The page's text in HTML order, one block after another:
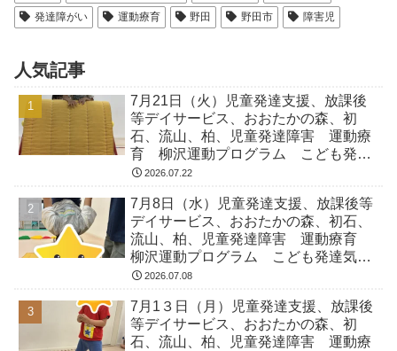
発達障がい
運動療育 野田 野田市 障害児
人気記事
7月21日（火）児童発達支援、放課後
等デイサービス、おおたかの森、初
石、流山、柏、児童発達障害 運動療
育 柳沢運動プログラム こども発達
気になる 発達障害 放デイ 自閉
2026.07.22
7月8日（水）児童発達支援、放課後等
デイサービス、おおたかの森、初石、
流山、柏、児童発達障害 運動療育
柳沢運動プログラム こども発達気に
なる 発達障害 放デイ 自閉症
2026.07.08
7月1３日（月）児童発達支援、放課後
等デイサービス、おおたかの森、初
石、流山、柏、児童発達障害 運動療